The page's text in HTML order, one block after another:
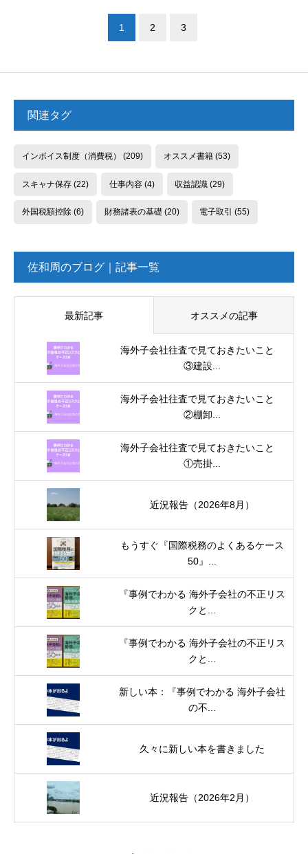
1 2 3
関連タグ
インボイス制度（消費税） (209) オススメ書籍(53)
スキャナ保存(22) 仕事内容(4) 収益認識 (29)
外国税額控除(6) 財務諸表の基礎 (20) 電子取引 (55)
佐和周のブログ｜記事一覧
最新記事 オススメの記事
海外子会社往査で見ておきたいこと
③建設...
海外子会社往査で見ておきたいこと
②棚卸...
海外子会社往査で見ておきたいこと
①売掛...
近況報告（2026年8月）
もうすぐ『国際税務のよくあるケース
50』...
『事例でわかる 海外子会社の不正リス
クと...
『事例でわかる 海外子会社の不正リス
クと...
新しい本：『事例でわかる 海外子会社
の不...
久々に新しい本を書きました
近況報告（2026年2月）